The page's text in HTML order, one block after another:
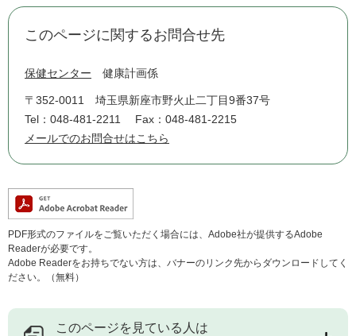
このページに関するお問合せ先
保健センター 健康計画係
〒352-0011
埼玉県新座市野火止二丁目9番37号
Tel：048-481-2211
Fax：048-481-2215
メールでのお問合せはこちら
PDF形式のファイルをご覧いただく場合には、Adobe社が提供するAdobe
Readerが必要です。
Adobe Readerをお持ちでない方は、バナーのリンク先からダウンロードしてく
ださい。（無料）
このページを見ている人は